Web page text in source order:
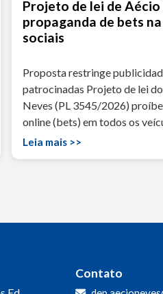
Projeto de lei de
propaganda de bets
sociais
Proposta restringe
patrocinadas Projeto de lei
Neves (PL 3545/2026)
online (bets) em todos os
Leia mais >>
Contato